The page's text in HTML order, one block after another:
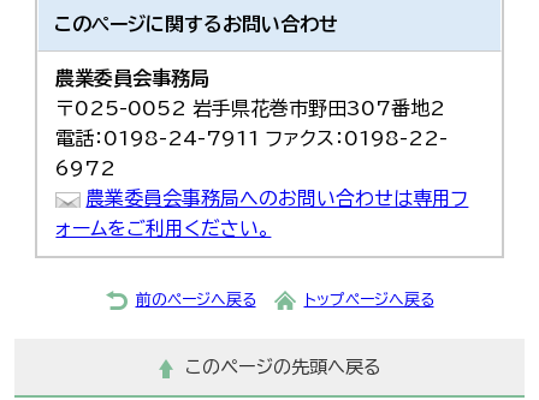
このページに関するお問い合わせ
農業委員会事務局
〒025-0052 岩手県花巻市野田307番地2
電話：0198-24-7911 ファクス：0198-22-
6972
農業委員会事務局へのお問い合わせは専用フ
ォームをご利用ください。
前のページへ戻る トップページへ戻る
このページの先頭へ戻る